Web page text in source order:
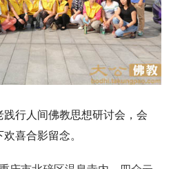
行人间佛教思想研讨会，会
喜合影留念。